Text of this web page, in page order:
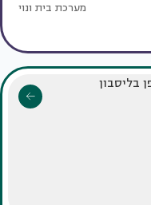
מערכת בית ונוי